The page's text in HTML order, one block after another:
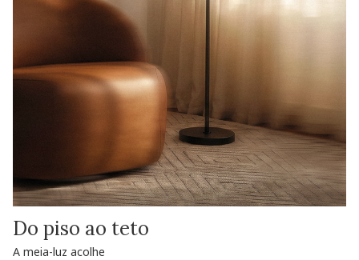
Do piso ao teto
A meia-luz acolhe